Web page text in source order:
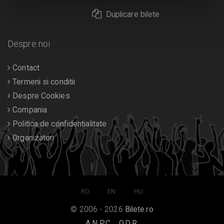
Duplicare bilete
Despre noi
Contact
Termeni si conditii
Despre Cookies
Compania
Politica de confidentialitate
Organizatori
RO EN HU
© 2006 - 2026 Bilete.ro